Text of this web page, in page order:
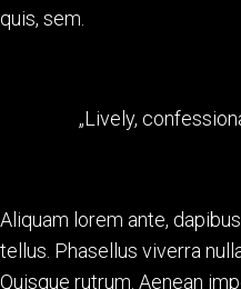
quis, sem.
„Lively,
Aliquam lorem ante,
tellus. Phasellus viverra
Quisque rutrum. Aenean